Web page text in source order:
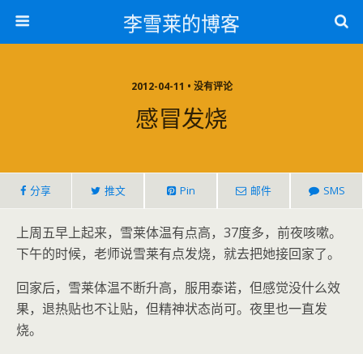
李雪莱的博客
2012-04-11 • 没有评论
感冒发烧
分享 推文 Pin 邮件 SMS
上周五早上起来，雪莱体温有点高，37度多，前夜咳嗽。
下午的时候，老师说雪莱有点发烧，就去把她接回家了。
回家后，雪莱体温不断升高，服用泰诺，但感觉没什么效
果，退热贴也不让贴，但精神状态尚可。夜里也一直发
烧。